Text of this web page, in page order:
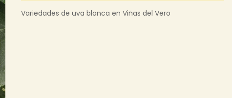
Variedades de uva blanca en Viñas del Vero